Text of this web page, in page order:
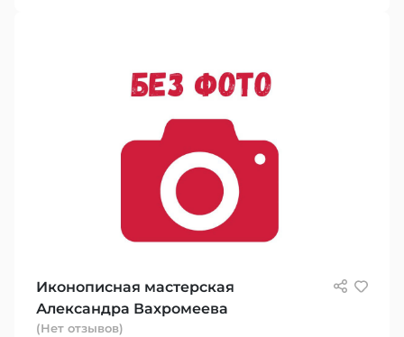
Иконописная мастерская
Александра Вахромеева
(Нет отзывов)